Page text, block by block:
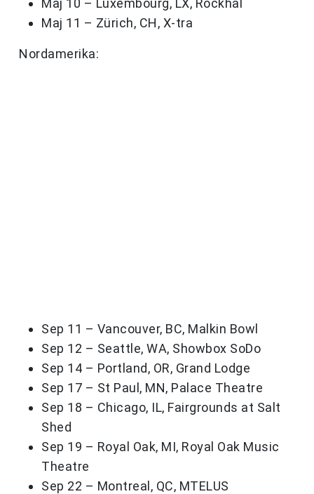
Maj 10 – Luxembourg, LX, Rockhal
Maj 11 – Zürich, CH, X-tra
Nordamerika:
Sep 11 – Vancouver, BC, Malkin Bowl
Sep 12 – Seattle, WA, Showbox SoDo
Sep 14 – Portland, OR, Grand Lodge
Sep 17 – St Paul, MN, Palace Theatre
Sep 18 – Chicago, IL, Fairgrounds at Salt
Shed
Sep 19 – Royal Oak, MI, Royal Oak Music
Theatre
Sep 22 – Montreal, QC, MTELUS